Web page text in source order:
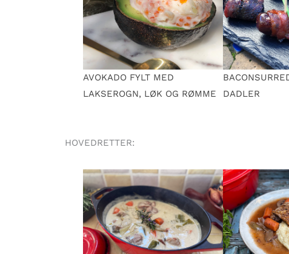
AVOKADO FYLT MED
LAKSEROGN, LØK OG RØMME
DADLER
HOVEDRETTER: